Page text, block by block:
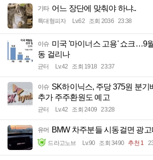
기타 어느 장단에 맞춰야 하냐..
특대형피자 Lv.62 조회 2036 23:38
이슈 미국 '마이너스 고용' 쇼크…9
동 걸리나
균터 Lv.42 조회 1918 23:37
이슈 SK하이닉스, 주당 375원 분기
추가 주주환원도 예고
균터 Lv.42 조회 2409 23:28
유머 BMW 차주분들 시동걸면 광
드라고노브 Lv.90 조회 3490 추천 1